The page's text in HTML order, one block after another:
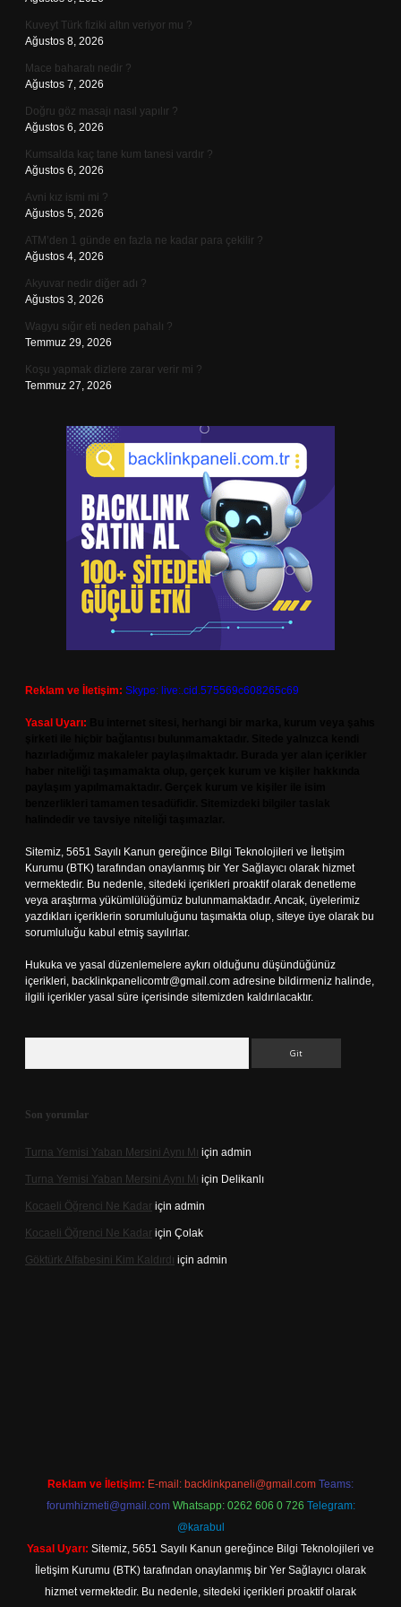
Kuveyt Türk fiziki altın veriyor mu ?
Ağustos 8, 2026
Mace baharatı nedir ?
Ağustos 7, 2026
Doğru göz masajı nasıl yapılır ?
Ağustos 6, 2026
Kumsalda kaç tane kum tanesi vardır ?
Ağustos 6, 2026
Avni kız ismi mi ?
Ağustos 5, 2026
ATM’den 1 günde en fazla ne kadar para çekilir ?
Ağustos 4, 2026
Akyuvar nedir diğer adı ?
Ağustos 3, 2026
Wagyu sığır eti neden pahalı ?
Temmuz 29, 2026
Koşu yapmak dizlere zarar verir mi ?
Temmuz 27, 2026
Reklam ve İletişim: Skype: live:.cid.575569c608265c69
Yasal Uyarı:
Sitemiz, 5651 Sayılı Kanun gereğince Bilgi Teknolojileri ve İletişim
Kurumu (BTK) tarafından onaylanmış bir Yer Sağlayıcı olarak hizmet
vermektedir. Bu nedenle, sitedeki içerikleri proaktif olarak denetleme
veya araştırma yükümlülüğümüz bulunmamaktadır. Ancak, üyelerimiz
yazdıkları içeriklerin sorumluluğunu taşımakta olup, siteye üye olarak bu
sorumluluğu kabul etmiş sayılırlar.
Hukuka ve yasal düzenlemelere aykırı olduğunu düşündüğünüz
içerikleri, backlinkpanelicomtr@gmail.com adresine bildirmeniz halinde,
ilgili içerikler yasal süre içerisinde sitemizden kaldırılacaktır.
Son yorumlar
Turna Yemisi Yaban Mersini Aynı Mı için admin
Turna Yemisi Yaban Mersini Aynı Mı için Delikanlı
Kocaeli Öğrenci Ne Kadar için admin
Kocaeli Öğrenci Ne Kadar için Çolak
Göktürk Alfabesini Kim Kaldırdı için admin
Reklam ve İletişim: E-mail: backlinkpaneli@gmail.com Teams:
forumhizmeti@gmail.com Whatsapp: 0262 606 0 726 Telegram:
@karabul
Yasal Uyarı: Sitemiz, 5651 Sayılı Kanun gereğince Bilgi Teknolojileri ve
İletişim Kurumu (BTK) tarafından onaylanmış bir Yer Sağlayıcı olarak
hizmet vermektedir. Bu nedenle, sitedeki içerikleri proaktif olarak